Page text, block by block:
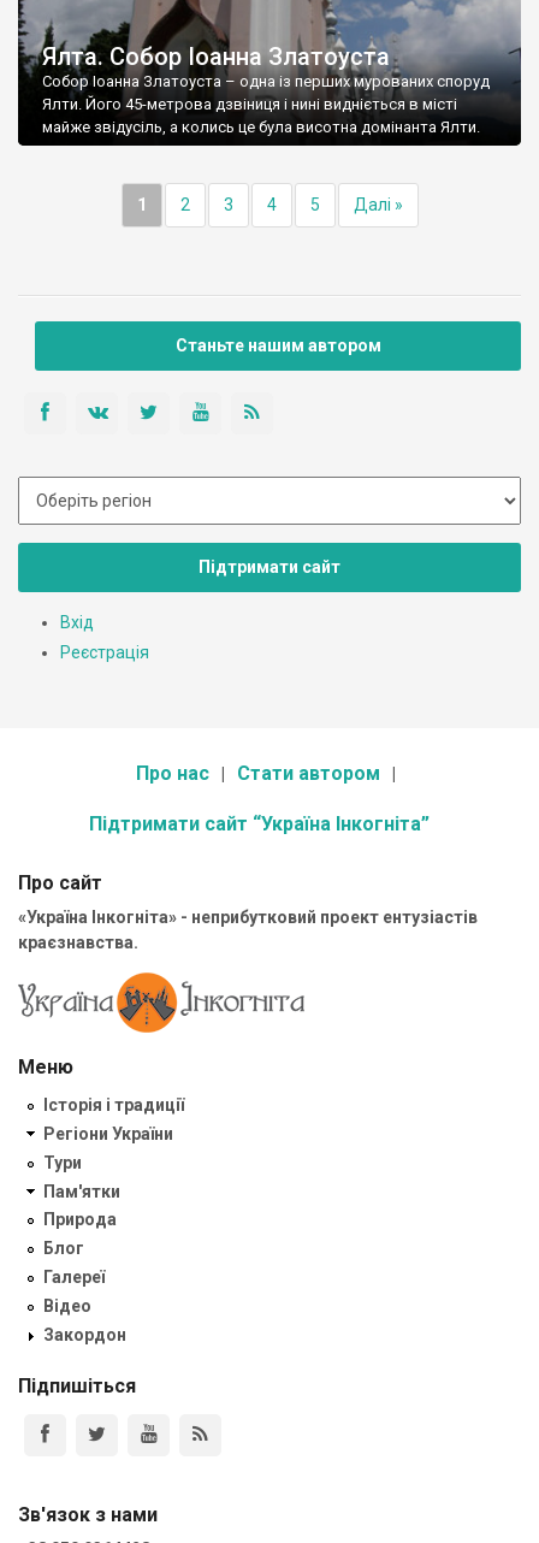
Ялта. Собор Іоанна Златоуста
Собор Іоанна Златоуста – одна із перших мурованих споруд
Ялти. Його 45-метрова дзвіниця і нині видніється в місті
майже звідусіль, а колись це була висотна домінанта Ялти.
1 2 3 4 5 Далі »
Станьте нашим автором
Підтримати сайт
Вхід
Реєстрація
Про нас Стати автором
Підтримати сайт “Україна Інкогніта”
Про сайт
«Україна Інкогніта» - неприбутковий проект ентузіастів
краєзнавства.
Меню
Історія і традиції
Регіони України
Тури
Пам'ятки
Природа
Блог
Галереї
Відео
Закордон
Підпишіться
Зв'язок з нами